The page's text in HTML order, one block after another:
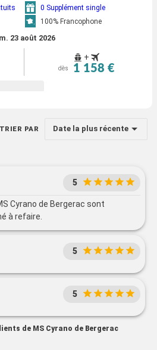
0 Supplément single
100% Francophone
23 août 2026
+
dès 1 158 €
TRIER PAR Date la plus récente
5
Cyrano de Bergerac sont
à refaire.
5
5
de MS Cyrano de Bergerac